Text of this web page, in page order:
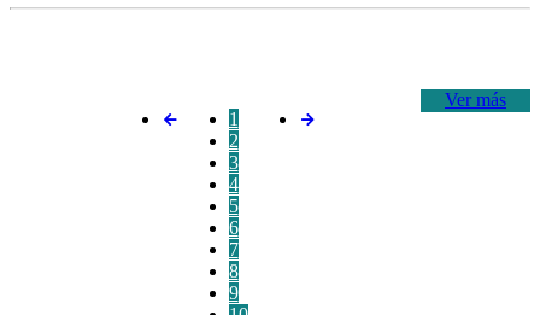
Ver más
1
2
3
4
5
6
7
8
9